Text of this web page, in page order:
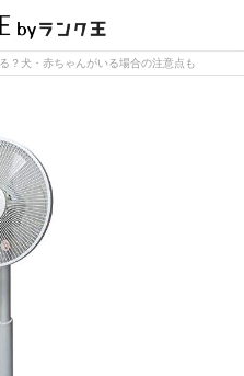
？犬・赤ちゃんがいる場合の注意点も